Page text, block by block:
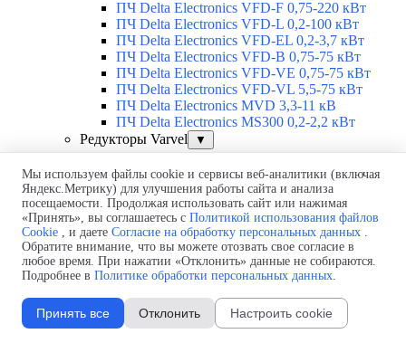
ПЧ Delta Electronics VFD-F 0,75-220 кВт
ПЧ Delta Electronics VFD-L 0,2-100 кВт
ПЧ Delta Electronics VFD-EL 0,2-3,7 кВт
ПЧ Delta Electronics VFD-B 0,75-75 кВт
ПЧ Delta Electronics VFD-VE 0,75-75 кВт
ПЧ Delta Electronics VFD-VL 5,5-75 кВт
ПЧ Delta Electronics MVD 3,3-11 кВ
ПЧ Delta Electronics MS300 0,2-2,2 кВт
Редукторы Varvel
▼
Обзор редукторов Varvel
Редукторы Varvel ▼
Червячные редукторы Varvel RT
Двухступенчатые червячные
редукторы Varvel RT/RT
Червячно-цилиндрические редукторы
Varvel TA
Червячные редукторы Varvel FRS
Соосные цилиндрические редукторы
Varvel RD
Мы используем файлы cookie и сервисы веб-аналитики (включая
Яндекс.Метрику) для улучшения работы сайта и анализа
посещаемости. Продолжая использовать сайт или нажимая
«Принять», вы соглашаетесь с Политикой использования файлов
Cookie , и даете Согласие на обработку персональных данных .
Обратите внимание, что вы можете отозвать свое согласие в
любое время. При нажатии «Отклонить» данные не собираются.
Подробнее в Политике обработки персональных данных.
Принять все Отклонить Настроить cookie